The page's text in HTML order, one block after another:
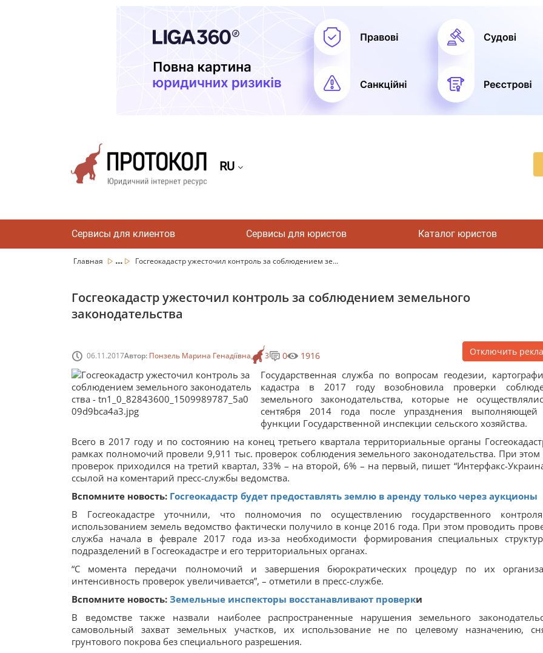
RU
Сервисы для клиентов Сервисы для юристов Каталог юристов
Главная ... Госгеокадастр ужесточил контроль за соблюдением зе...
Госгеокадастр ужесточил контроль за соблюдением земельного
законодательства
06.11.2017Автор: Понзель Марина Генадіївна 3 0 1916 Отключить
Государственная служба по вопросам геодезии,
кадастра в 2017 году возобновила проверки
земельного законодательства, которые не
сентября 2014 года после упразднения выполняющей
функции Государственной инспекции сельского хозяйства.
Всего в 2017 году и по состоянию на конец третьего квартала территориальные органы
рамках полномочий провели 9,911 тыс. проверок соблюдения земельного законодательства. При этом
проверок приходился на третий квартал, 33% – на второй, 6% – на первый, пишет “Интерфакс-
ссылой на коментарий пресс-службы ведомства.
Вспомните новость: Госгеокадастр будет предоставлять землю в аренду только через аукционы
В Госгеокадастре уточнили, что полномочия по осуществлению государственного
использованием земель ведомство фактически получило в конце 2016 года. При этом проводить
служба начала в феврале 2017 года из-за необходимости формирования специальных
подразделений в Госгеокадастре и его территориальных органах.
“С момента передачи полномочий и завершения бюрократических процедур по их
интенсивность проверок увеличивается”, – отметили в пресс-службе.
Вспомните новость: Земельные инспекторы восстанавливают проверки
В ведомстве также назвали наиболее распространенные нарушения земельного
самовольный захват земельных участков, их использование не по целевому назначению,
грунтового покрова без специального разрешения.